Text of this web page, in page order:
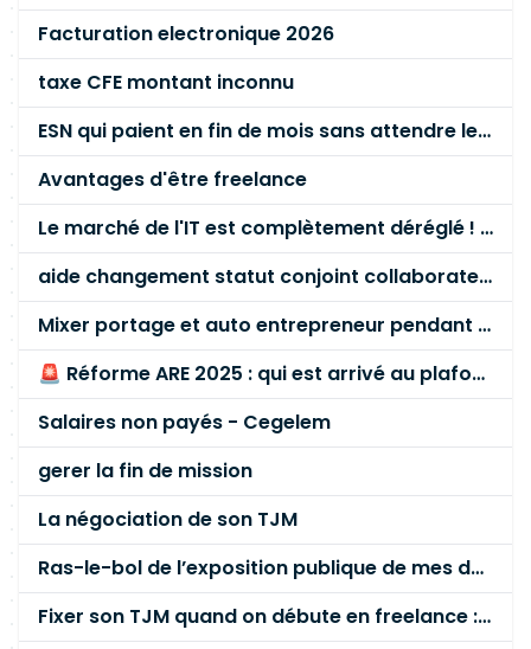
Facturation electronique 2026
taxe CFE montant inconnu
ESN qui paient en fin de mois sans attendre le paiement client ?
Avantages d'être freelance
Le marché de l'IT est complètement déréglé ! STOP à cette mascarade ! Il faut s'unir et résister !
aide changement statut conjoint collaborateur
Mixer portage et auto entrepreneur pendant des années - quel risque ?
🚨 Réforme ARE 2025 : qui est arrivé au plafond des 60 % en gardant son entreprise ?
Salaires non payés - Cegelem
gerer la fin de mission
La négociation de son TJM
Ras-le-bol de l’exposition publique de mes données personnelles liées à mon entreprise
Fixer son TJM quand on débute en freelance : la méthode mathématique (et pas au feeling) 🛑